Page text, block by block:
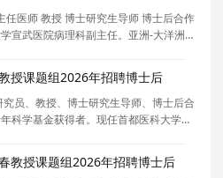
任医师 教授 博士研究生导师 博士后合作
宣武医院病理科副主任。亚洲-大洋洲神
学分会神经病理学组副组长，中华医
导专家，中
授课题组2026年招聘博士后
员、教授、博士研究生导师、博士后合
科学基金获得者。现任首都医科大学宣
中国遗传学会衰老遗传学分会秘书长
学。致力于利
教授课题组2026年招聘博士后